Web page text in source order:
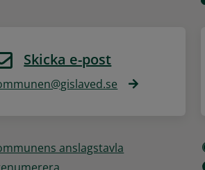
Skicka e-post
anslagstavla